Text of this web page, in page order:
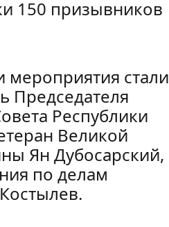
150 призывников
стали
Председателя
Республики
Великой
Ян Дубосарский,
по делам